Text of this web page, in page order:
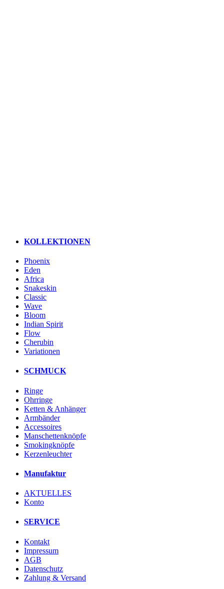
KOLLEKTIONEN
Phoenix
Eden
Africa
Snakeskin
Classic
Wave
Bloom
Indian Spirit
Flow
Cherubin
Variationen
SCHMUCK
Ringe
Ohrringe
Ketten & Anhänger
Armbänder
Accessoires
Manschettenknöpfe
Smokingknöpfe
Kerzenleuchter
Manufaktur
AKTUELLES
Konto
SERVICE
Kontakt
Impressum
AGB
Datenschutz
Zahlung & Versand